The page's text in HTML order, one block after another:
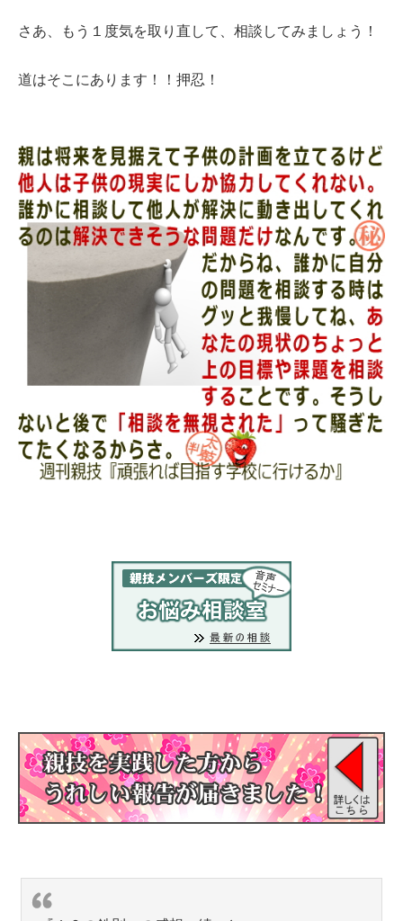
さあ、もう１度気を取り直して、相談してみましょう！
道はそこにあります！！押忍！